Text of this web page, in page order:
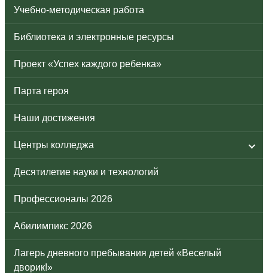
Учебно-методическая работа
Библиотека и электронные ресурсы
Проект «Успех каждого ребенка»
Парта героя
Наши достижения
Центры колледжа
Десятилетие науки и технологий
Профессионалы 2026
Абилимпикс 2026
Лагерь дневного пребывания детей «Веселый
дворик!»